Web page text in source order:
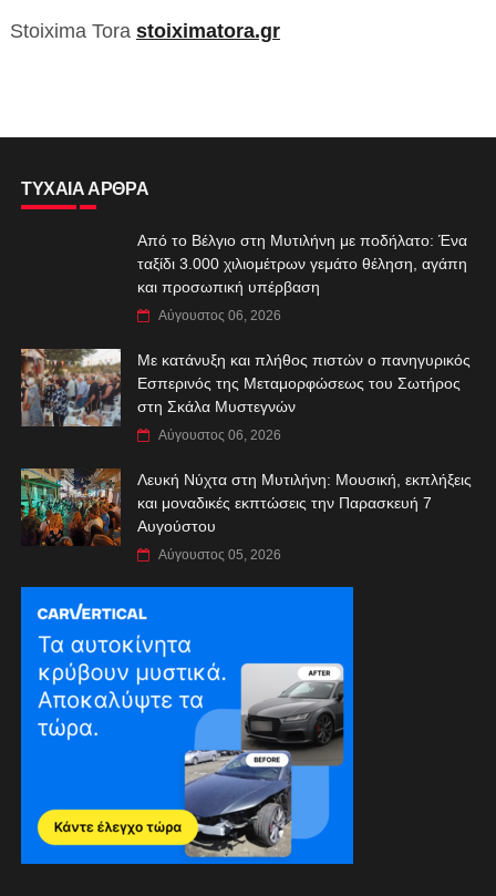
Stoixima Tora stoiximatora.gr
ΤΥΧΑΙΑ ΑΡΘΡΑ
Από το Βέλγιο στη Μυτιλήνη με ποδήλατο: Ένα
ταξίδι 3.000 χιλιομέτρων γεμάτο θέληση, αγάπη
και προσωπική υπέρβαση
Αύγουστος 06, 2026
Με κατάνυξη και πλήθος πιστών ο πανηγυρικός
Εσπερινός της Μεταμορφώσεως του Σωτήρος
στη Σκάλα Μυστεγνών
Αύγουστος 06, 2026
Λευκή Νύχτα στη Μυτιλήνη: Μουσική, εκπλήξεις
και μοναδικές εκπτώσεις την Παρασκευή 7
Αυγούστου
Αύγουστος 05, 2026